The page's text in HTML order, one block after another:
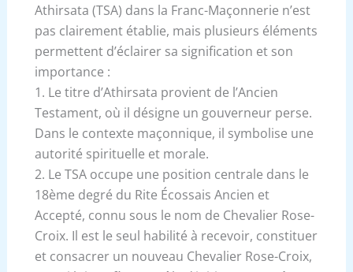
Athirsata (TSA) dans la Franc-Maçonnerie n’est
pas clairement établie, mais plusieurs éléments
permettent d’éclairer sa signification et son
importance :
1. Le titre d’Athirsata provient de l’Ancien
Testament, où il désigne un gouverneur perse.
Dans le contexte maçonnique, il symbolise une
autorité spirituelle et morale.
2. Le TSA occupe une position centrale dans le
18ème degré du Rite Écossais Ancien et
Accepté, connu sous le nom de Chevalier Rose-
Croix. Il est le seul habilité à recevoir, constituer
et consacrer un nouveau Chevalier Rose-Croix,